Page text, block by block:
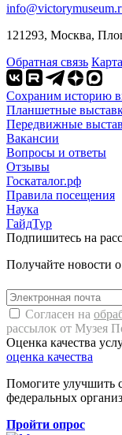
121293, Москва,
Обратная связь
Сохраним историю
Планшетные
Передвижные
Вакансии
Вопросы и ответы
Отзывы
Госкаталог.рф
Правила посещения
Наука
ГайдТур
Подпишитесь на
Получайте новости
Согласен на
рассылок от Музея
Оценка качества
оценка качества
Помогите улучшить
федеральных
Пройти опрос